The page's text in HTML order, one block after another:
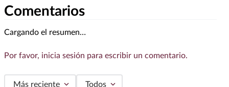
Comentarios
Cargando el resumen…
Por favor, inicia sesión para escribir un comentario.
Más reciente Todos